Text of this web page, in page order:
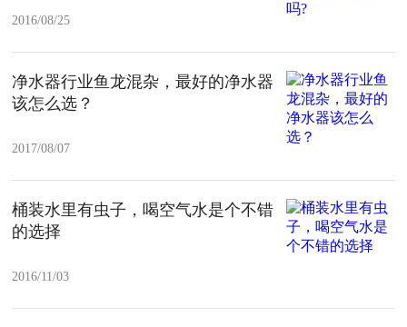
2016/08/25
净水器行业鱼龙混杂，最好的净水器
该怎么选？
2017/08/07
桶装水里有虫子，喝空气水是个不错
的选择
2016/11/03